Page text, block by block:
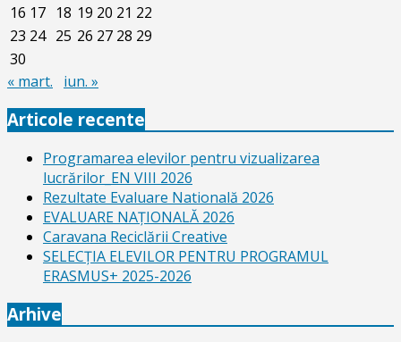
16 17 18 19 20 21 22
23 24 25 26 27 28 29
30
« mart.
iun. »
Articole recente
Programarea elevilor pentru vizualizarea
lucrărilor_EN VIII 2026
Rezultate Evaluare Natională 2026
EVALUARE NAŢIONALĂ 2026
Caravana Reciclării Creative
SELECŢIA ELEVILOR PENTRU PROGRAMUL
ERASMUS+ 2025-2026
Arhive